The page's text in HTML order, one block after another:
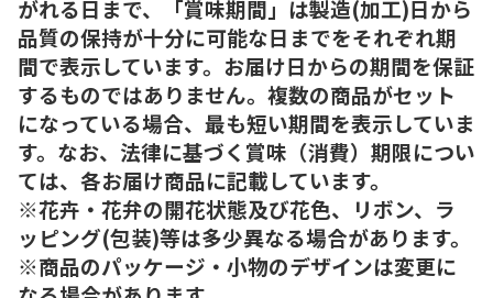
がれる日まで、「賞味期間」は製造(加工)日から
品質の保持が十分に可能な日までをそれぞれ期
間で表示しています。お届け日からの期間を保証
するものではありません。複数の商品がセット
になっている場合、最も短い期間を表示していま
す。なお、法律に基づく賞味（消費）期限につい
ては、各お届け商品に記載しています。
※花卉・花弁の開花状態及び花色、リボン、ラ
ッピング(包装)等は多少異なる場合があります。
※商品のパッケージ・小物のデザインは変更に